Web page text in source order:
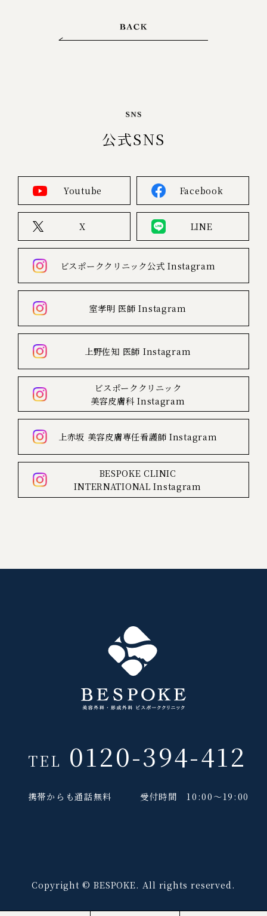
公式SNS
Youtube Facebook
X LINE
ビスポーククリニック公式 Instagram
室孝明 医師 Instagram
上野佐知 医師 Instagram
ビスポーククリニック
美容皮膚科 Instagram
上赤坂 美容皮膚専任看護師 Instagram
BESPOKE CLINIC
INTERNATIONAL Instagram
TEL 0120-394-412
携帯からも通話無料 受付時間 10:00～19:00
Copyright © BESPOKE. All rights reserved.